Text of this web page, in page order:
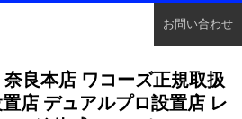
お問い合わせ
良本店 ワコーズ正規取扱
店 デュアルプロ設置店 レ